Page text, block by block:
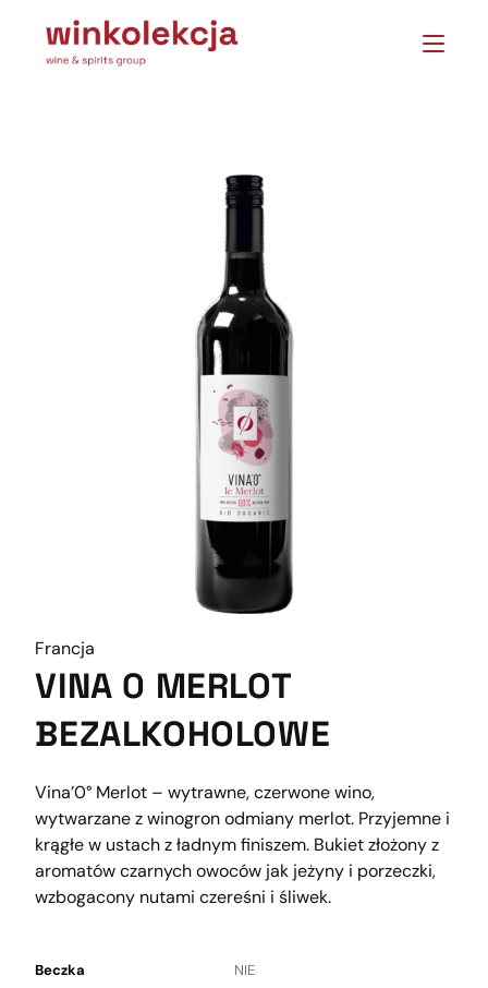
Francja
VINA 0 MERLOT
BEZALKOHOLOWE
Vina’0° Merlot – wytrawne, czerwone wino,
wytwarzane z winogron odmiany merlot. Przyjemne i
krągłe w ustach z ładnym finiszem. Bukiet złożony z
aromatów czarnych owoców jak jeżyny i porzeczki,
wzbogacony nutami czereśni i śliwek.
Beczka
NIE